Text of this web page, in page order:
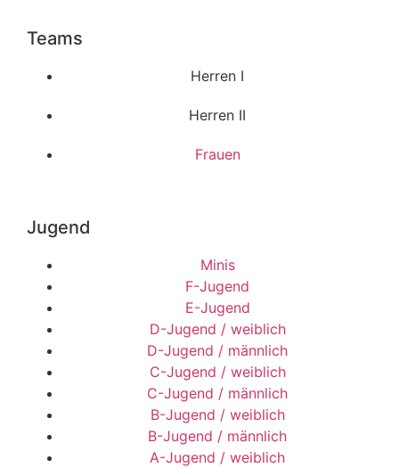
Teams
Herren I
Herren II
Frauen
Jugend
Minis
F-Jugend
E-Jugend
D-Jugend / weiblich
D-Jugend / männlich
C-Jugend / weiblich
C-Jugend / männlich
B-Jugend / weiblich
B-Jugend / männlich
A-Jugend / weiblich